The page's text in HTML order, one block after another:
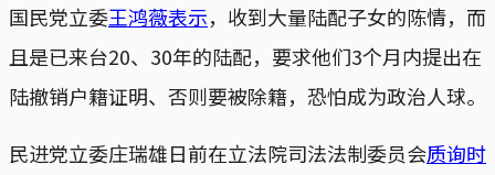
国民党立委王鸿薇表示，收到大量陆配子女的陈情，而
且是已来台20、30年的陆配，要求他们3个月内提出在
陆撤销户籍证明、否则要被除籍，恐怕成为政治人球。
民进党立委庄瑞雄日前在立法院司法法制委员会质询时